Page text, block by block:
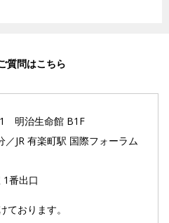
質問はこちら
明治生命館 B1F
／JR 有楽町駅 国際フォーラム
番出口
おります。